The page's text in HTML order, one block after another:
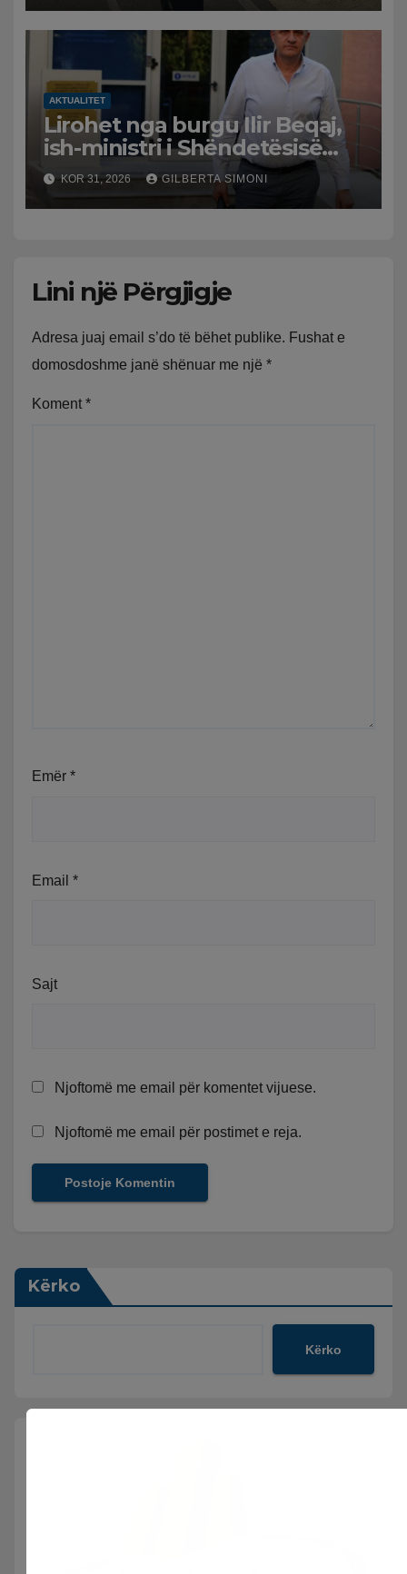
AKTUALITET
Lirohet nga burgu Ilir Beqaj,
ish-ministri i Shëndetësisë
‘kthehet’ në shtëpi, GJKKO i
ndryshon masën e arrestit
KOR 31, 2026 GILBERTA SIMONI
Lini një Përgjigje
Adresa juaj email s’do të bëhet publike. Fushat e
domosdoshme janë shënuar me një *
Koment *
Emër *
Email *
Sajt
Njoftomë me email për komentet vijuese.
Njoftomë me email për postimet e reja.
Kërko
Kërko